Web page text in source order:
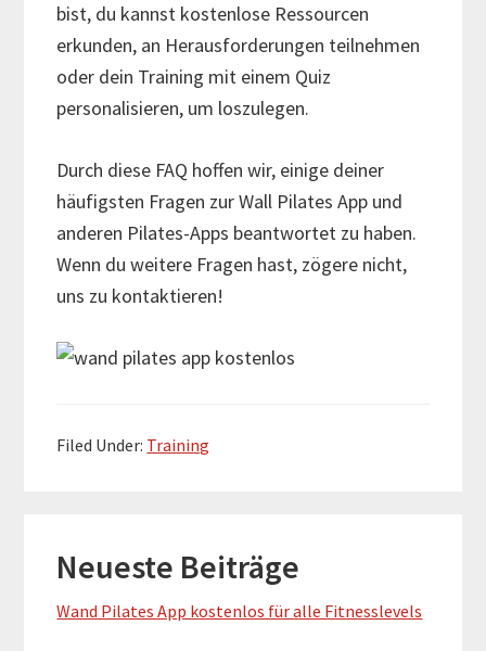
bist, du kannst kostenlose Ressourcen
erkunden, an Herausforderungen teilnehmen
oder dein Training mit einem Quiz
personalisieren, um loszulegen.
Durch diese FAQ hoffen wir, einige deiner
häufigsten Fragen zur Wall Pilates App und
anderen Pilates-Apps beantwortet zu haben.
Wenn du weitere Fragen hast, zögere nicht,
uns zu kontaktieren!
Filed Under: Training
Sidebar
Neueste Beiträge
Wand Pilates App kostenlos für alle Fitnesslevels